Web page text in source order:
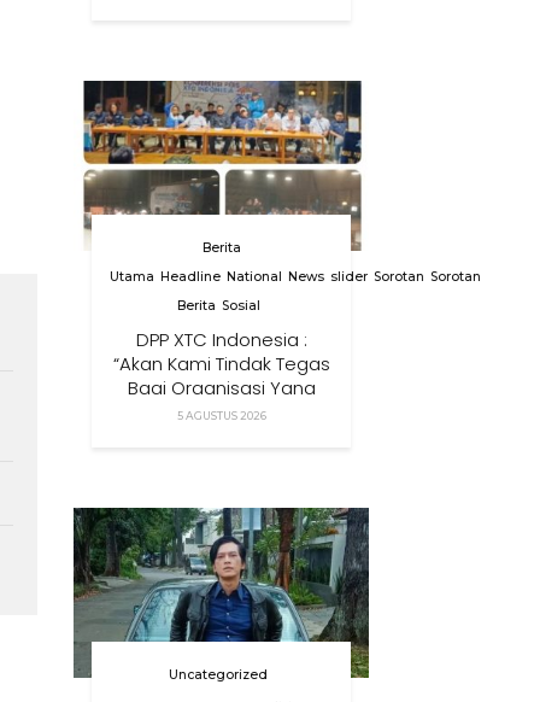
Berita
Utama
Headline National News slider Sorotan Sorotan
Berita Sosial
DPP XTC Indonesia :
“Akan Kami Tindak Tegas
Bagi Organisasi Yang
Menggunakan Nama,
5 AGUSTUS 2026
Uncategorized